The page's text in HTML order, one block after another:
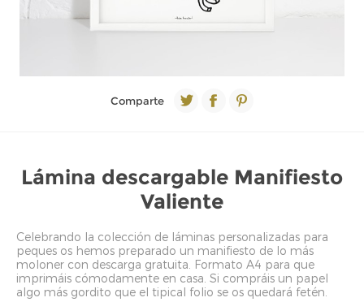
Comparte
Lámina descargable Manifiesto
Valiente
Celebrando la colección de láminas personalizadas para
peques os hemos preparado un manifiesto de lo más
moloner con descarga gratuita. Formato A4 para que
imprimáis cómodamente en casa. Si compráis un papel
algo más gordito que el tipical folio se os quedará fetén.